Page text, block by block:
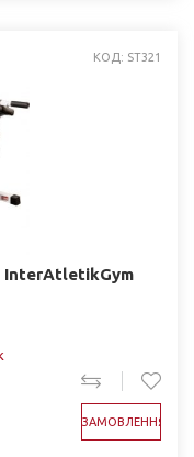
КОД: ST321
InterAtletikGym
ЗАМОВЛЕННЯ